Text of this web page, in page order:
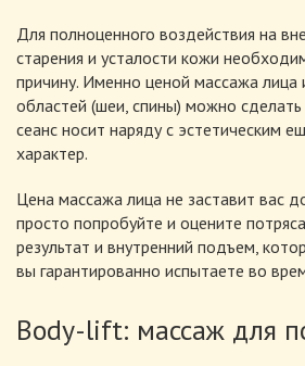
Для полноценного воздействия на
старения и усталости кожи
причину. Именно ценой массажа
областей (шеи, спины) можно сделать
сеанс носит наряду с эстетическим
характер.
Цена массажа лица не заставит вас
просто попробуйте и оцените
результат и внутренний подъем,
вы гарантированно испытаете во
Body-lift: массаж для